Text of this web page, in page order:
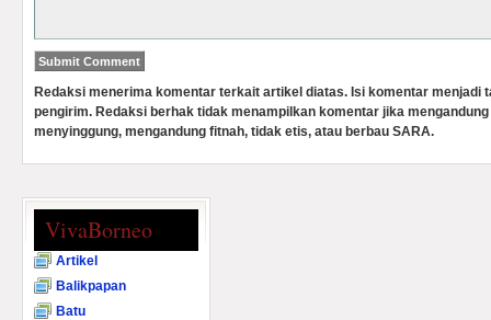
Redaksi menerima komentar terkait artikel diatas. Isi komentar menjadi
pengirim. Redaksi berhak tidak menampilkan komentar jika
menyinggung, mengandung fitnah, tidak etis, atau berbau SARA.
VivaBorneo
Artikel
Balikpapan
Batu